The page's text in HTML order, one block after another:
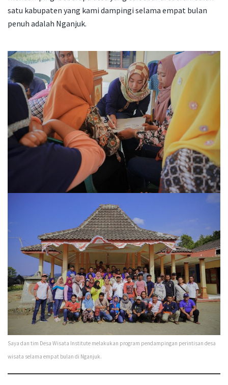
satu kabupaten yang kami dampingi selama empat bulan
penuh adalah Nganjuk.
Saya dan tim Desa Wisata Institute melakukan program pendampingan perintisan desa
wisata selama empat bulan di Nganjuk.